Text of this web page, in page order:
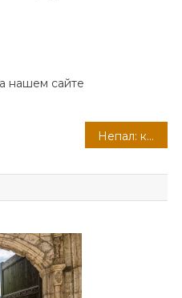
нашем сайте
Непал: как и куда поехать в 2021 году